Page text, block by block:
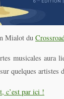
Mialot du
musicales aura
quelques artistes
c’est par ici !